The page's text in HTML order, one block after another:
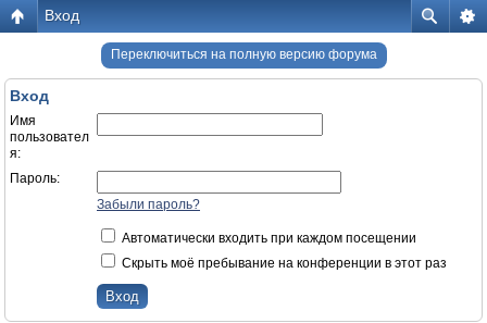
Вход
Переключиться на полную версию форума
Вход
Имя
пользовател
я:
Пароль:
Забыли пароль?
Автоматически входить при каждом посещении
Скрыть моё пребывание на конференции в этот раз